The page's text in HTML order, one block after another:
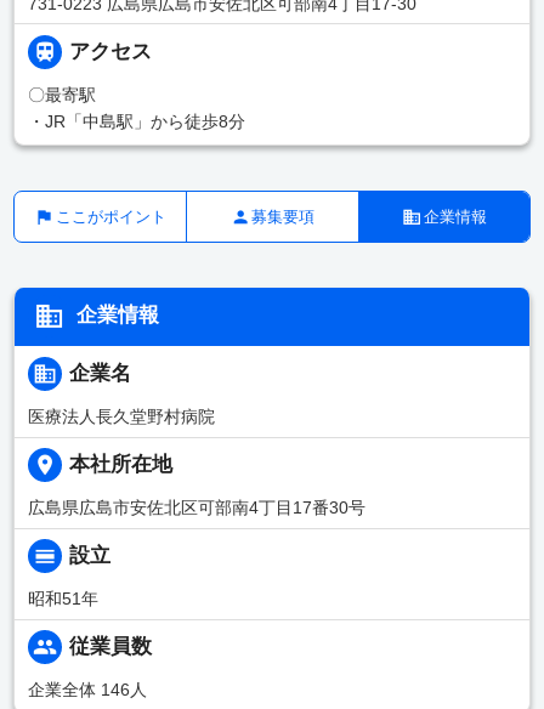
アクセス
〇最寄駅
・JR「中島駅」から徒歩8分
ここがポイント 募集要項 企業情報
企業情報
企業名
医療法人長久堂野村病院
本社所在地
広島県広島市安佐北区可部南4丁目17番30号
設立
昭和51年
従業員数
企業全体 146人